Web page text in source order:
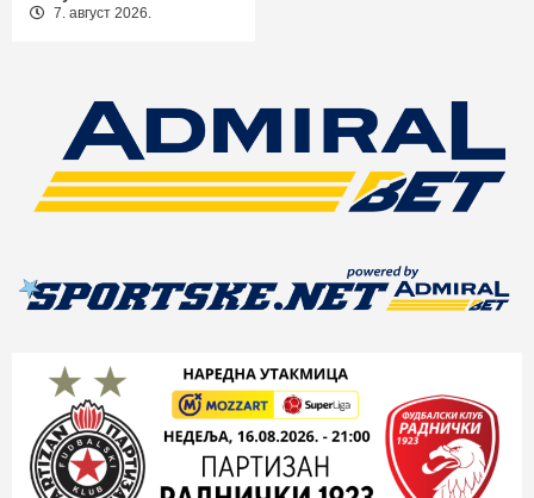
7. август 2026.